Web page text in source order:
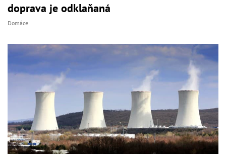
doprava je odklaňaná
Domáce